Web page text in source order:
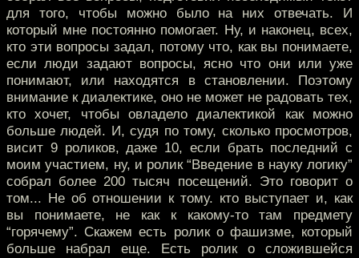
для того, чтобы можно было на них отвечать. И
который мне постоянно помогает. Ну, и наконец, всех,
кто эти вопросы задал, потому что, как вы понимаете,
если люди задают вопросы, ясно что они или уже
понимают, или находятся в становлении. Поэтому
внимание к диалектике, оно не может не радовать тех,
кто хочет, чтобы овладело диалектикой как можно
больше людей. И, судя по тому, сколько просмотров,
висит 9 роликов, даже 10, если брать последний с
моим участием, ну, и ролик “Введение в науку логику”
собрал более 200 тысяч посещений. Это говорит о
том... Не об отношении к тому. кто выступает и, как
вы понимаете, не как к какому-то там предмету
“горячему”. Скажем есть ролик о фашизме, который
больше набрал еще. Есть ролик о сложившейся